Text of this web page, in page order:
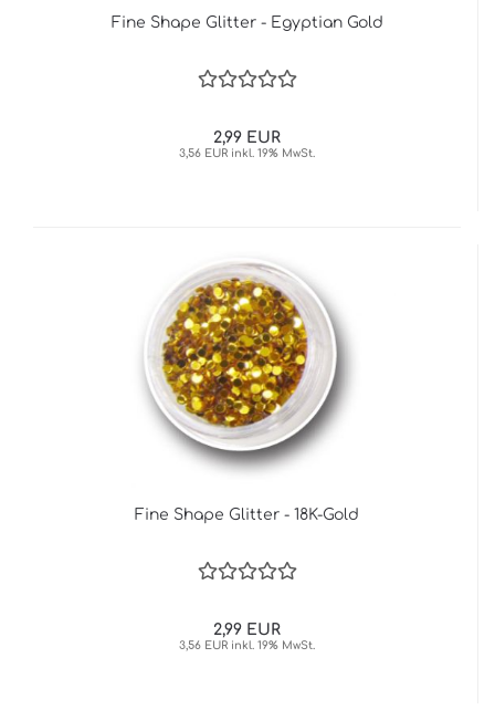
Fine Shape Glitter - Egyptian Gold
2,99 EUR
3,56 EUR inkl. 19% MwSt.
Fine Shape Glitter - 18K-Gold
2,99 EUR
3,56 EUR inkl. 19% MwSt.